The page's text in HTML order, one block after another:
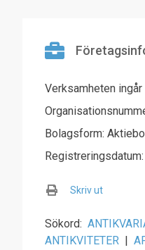
Verksamheten
Bolagsform:
Skriv ut
Sökord:
ANTIKVITETER |